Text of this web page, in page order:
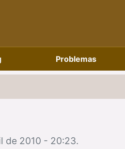
Problemas
de 2010 - 20:23.